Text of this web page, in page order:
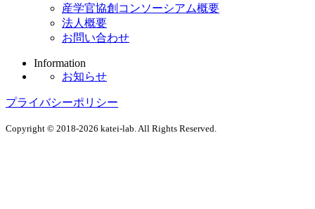
産学官協創コンソーシアム概要
法人概要
お問い合わせ
Information
お知らせ
プライバシーポリシー
Copyright © 2018-2026 katei-lab. All Rights Reserved.